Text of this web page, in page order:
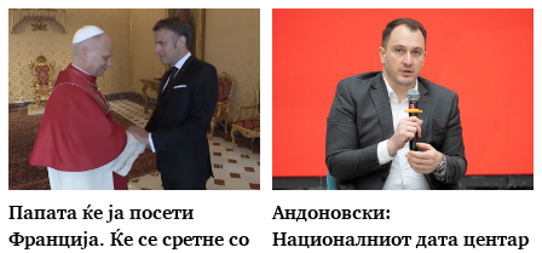
Папата ќе ја посети
Франција. Ќе се сретне со
Андоновски:
Националниот дата центар